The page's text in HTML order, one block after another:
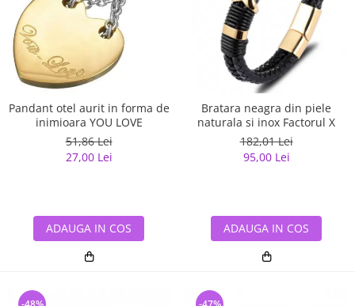
Pandant otel aurit in forma de
inimioara YOU LOVE
51,86 Lei
27,00 Lei
ADAUGA IN COS
Bratara neagra din piele
naturala si inox Factorul X
182,01 Lei
95,00 Lei
ADAUGA IN COS